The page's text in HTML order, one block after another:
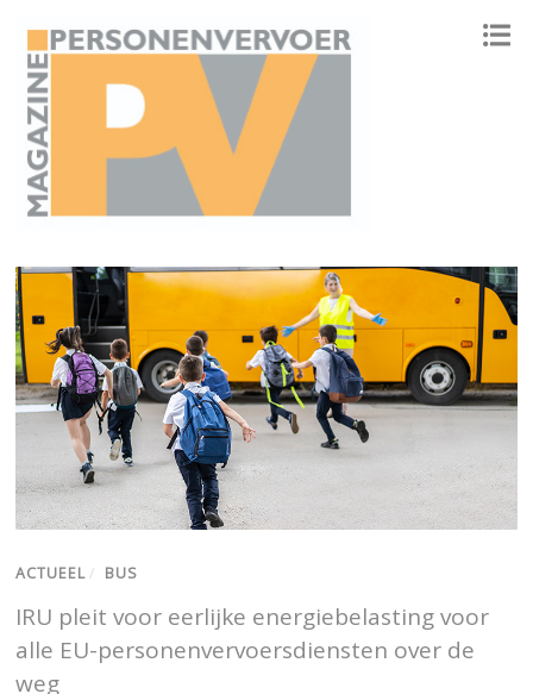
ACTUEEL / BUS
IRU pleit voor eerlijke energiebelasting voor
alle EU-personenvervoersdiensten over de
weg